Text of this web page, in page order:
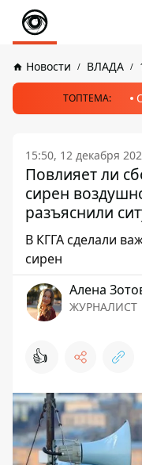
Новости ВЛАДА
ТОПТЕМА:
15:50, 12 декабря
Повлияет ли
сирен
разъяснили
В КГГА сделали
сирен
Алена
ЖУРНАЛИСТ
👍